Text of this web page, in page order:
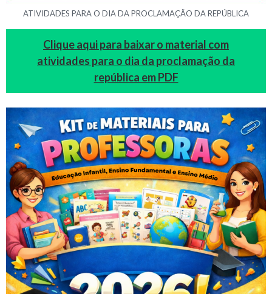
ATIVIDADES PARA O DIA DA PROCLAMAÇÃO DA REPÚBLICA
Clique aqui para baixar o material com
atividades para o dia da proclamação da
república em PDF